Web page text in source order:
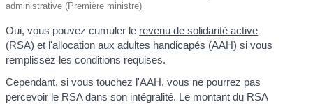
administrative (Première ministre)
Oui, vous pouvez cumuler le revenu de solidarité active
(RSA) et l'allocation aux adultes handicapés (AAH) si vous
remplissez les conditions requises.
Cependant, si vous touchez l'AAH, vous ne pourrez pas
percevoir le RSA dans son intégralité. Le montant du RSA